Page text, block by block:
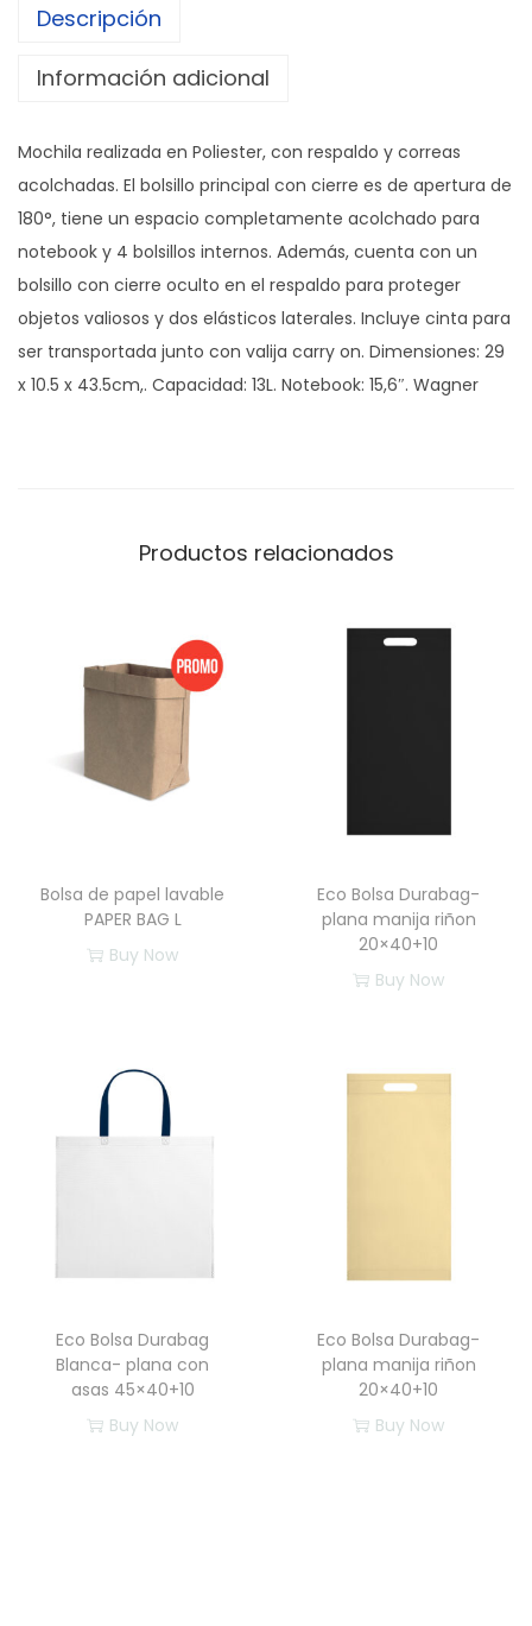
a
i
r
c
a
n
t
i
d
a
Descripción
Información adicional
Mochila realizada en Poliester, con respaldo y correas
acolchadas. El bolsillo principal con cierre es de apertura de
180°, tiene un espacio completamente acolchado para
notebook y 4 bolsillos internos. Además, cuenta con un
bolsillo con cierre oculto en el respaldo para proteger
objetos valiosos y dos elásticos laterales. Incluye cinta para
ser transportada junto con valija carry on. Dimensiones: 29
x 10.5 x 43.5cm,. Capacidad: 13L. Notebook: 15,6″. Wagner
Productos relacionados
Bolsa de papel lavable
PAPER BAG L
Buy Now
o
t
i
Eco Bolsa Durabag-
plana manija riñon
20×40+10
Buy Now
Eco Bolsa Durabag
Blanca- plana con
asas 45×40+10
Buy Now
Eco Bolsa Durabag-
plana manija riñon
20×40+10
Buy Now